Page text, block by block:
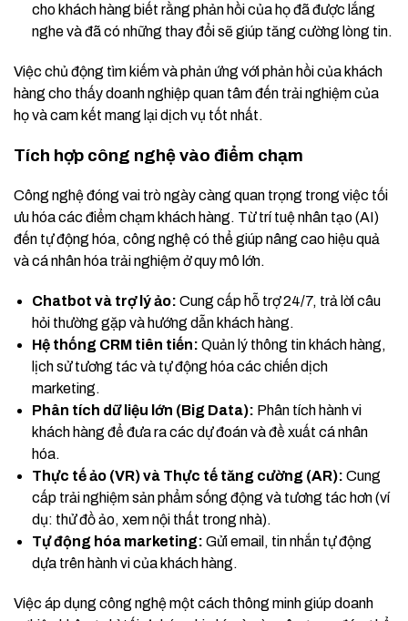
cho khách hàng biết rằng phản hồi của họ đã được lắng
nghe và đã có những thay đổi sẽ giúp tăng cường lòng tin.
Việc chủ động tìm kiếm và phản ứng với phản hồi của khách
hàng cho thấy doanh nghiệp quan tâm đến trải nghiệm của
họ và cam kết mang lại dịch vụ tốt nhất.
Tích hợp công nghệ vào điểm chạm
Công nghệ đóng vai trò ngày càng quan trọng trong việc tối
ưu hóa các điểm chạm khách hàng. Từ trí tuệ nhân tạo (AI)
đến tự động hóa, công nghệ có thể giúp nâng cao hiệu quả
và cá nhân hóa trải nghiệm ở quy mô lớn.
Chatbot và trợ lý ảo: Cung cấp hỗ trợ 24/7, trả lời câu
hỏi thường gặp và hướng dẫn khách hàng.
Hệ thống CRM tiên tiến: Quản lý thông tin khách hàng,
lịch sử tương tác và tự động hóa các chiến dịch
marketing.
Phân tích dữ liệu lớn (Big Data): Phân tích hành vi
khách hàng để đưa ra các dự đoán và đề xuất cá nhân
hóa.
Thực tế ảo (VR) và Thực tế tăng cường (AR): Cung
cấp trải nghiệm sản phẩm sống động và tương tác hơn (ví
dụ: thử đồ ảo, xem nội thất trong nhà).
Tự động hóa marketing: Gửi email, tin nhắn tự động
dựa trên hành vi của khách hàng.
Việc áp dụng công nghệ một cách thông minh giúp doanh